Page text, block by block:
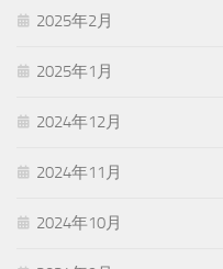
2025年2月
2025年1月
2024年12月
2024年11月
2024年10月